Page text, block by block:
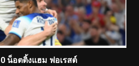
น็อตติ้งแฮม ฟอเรสต์